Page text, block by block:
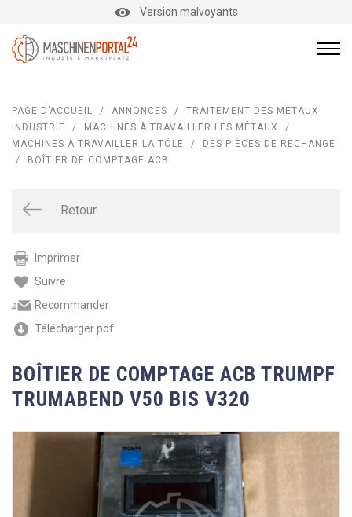
Version malvoyants
PAGE D’ACCUEIL / ANNONCES /
TRAITEMENT DES MÉTAUX
INDUSTRIE
/ MACHINES À TRAVAILLER LES MÉTAUX
/
MACHINES À TRAVAILLER LA TÔLE
/
DES PIÈCES DE RECHANGE
/
BOÎTIER DE COMPTAGE ACB
Retour
Imprimer
Suivre
Recommander
Télécharger pdf
BOÎTIER DE COMPTAGE ACB TRUMPF
TRUMABEND V50 BIS V320